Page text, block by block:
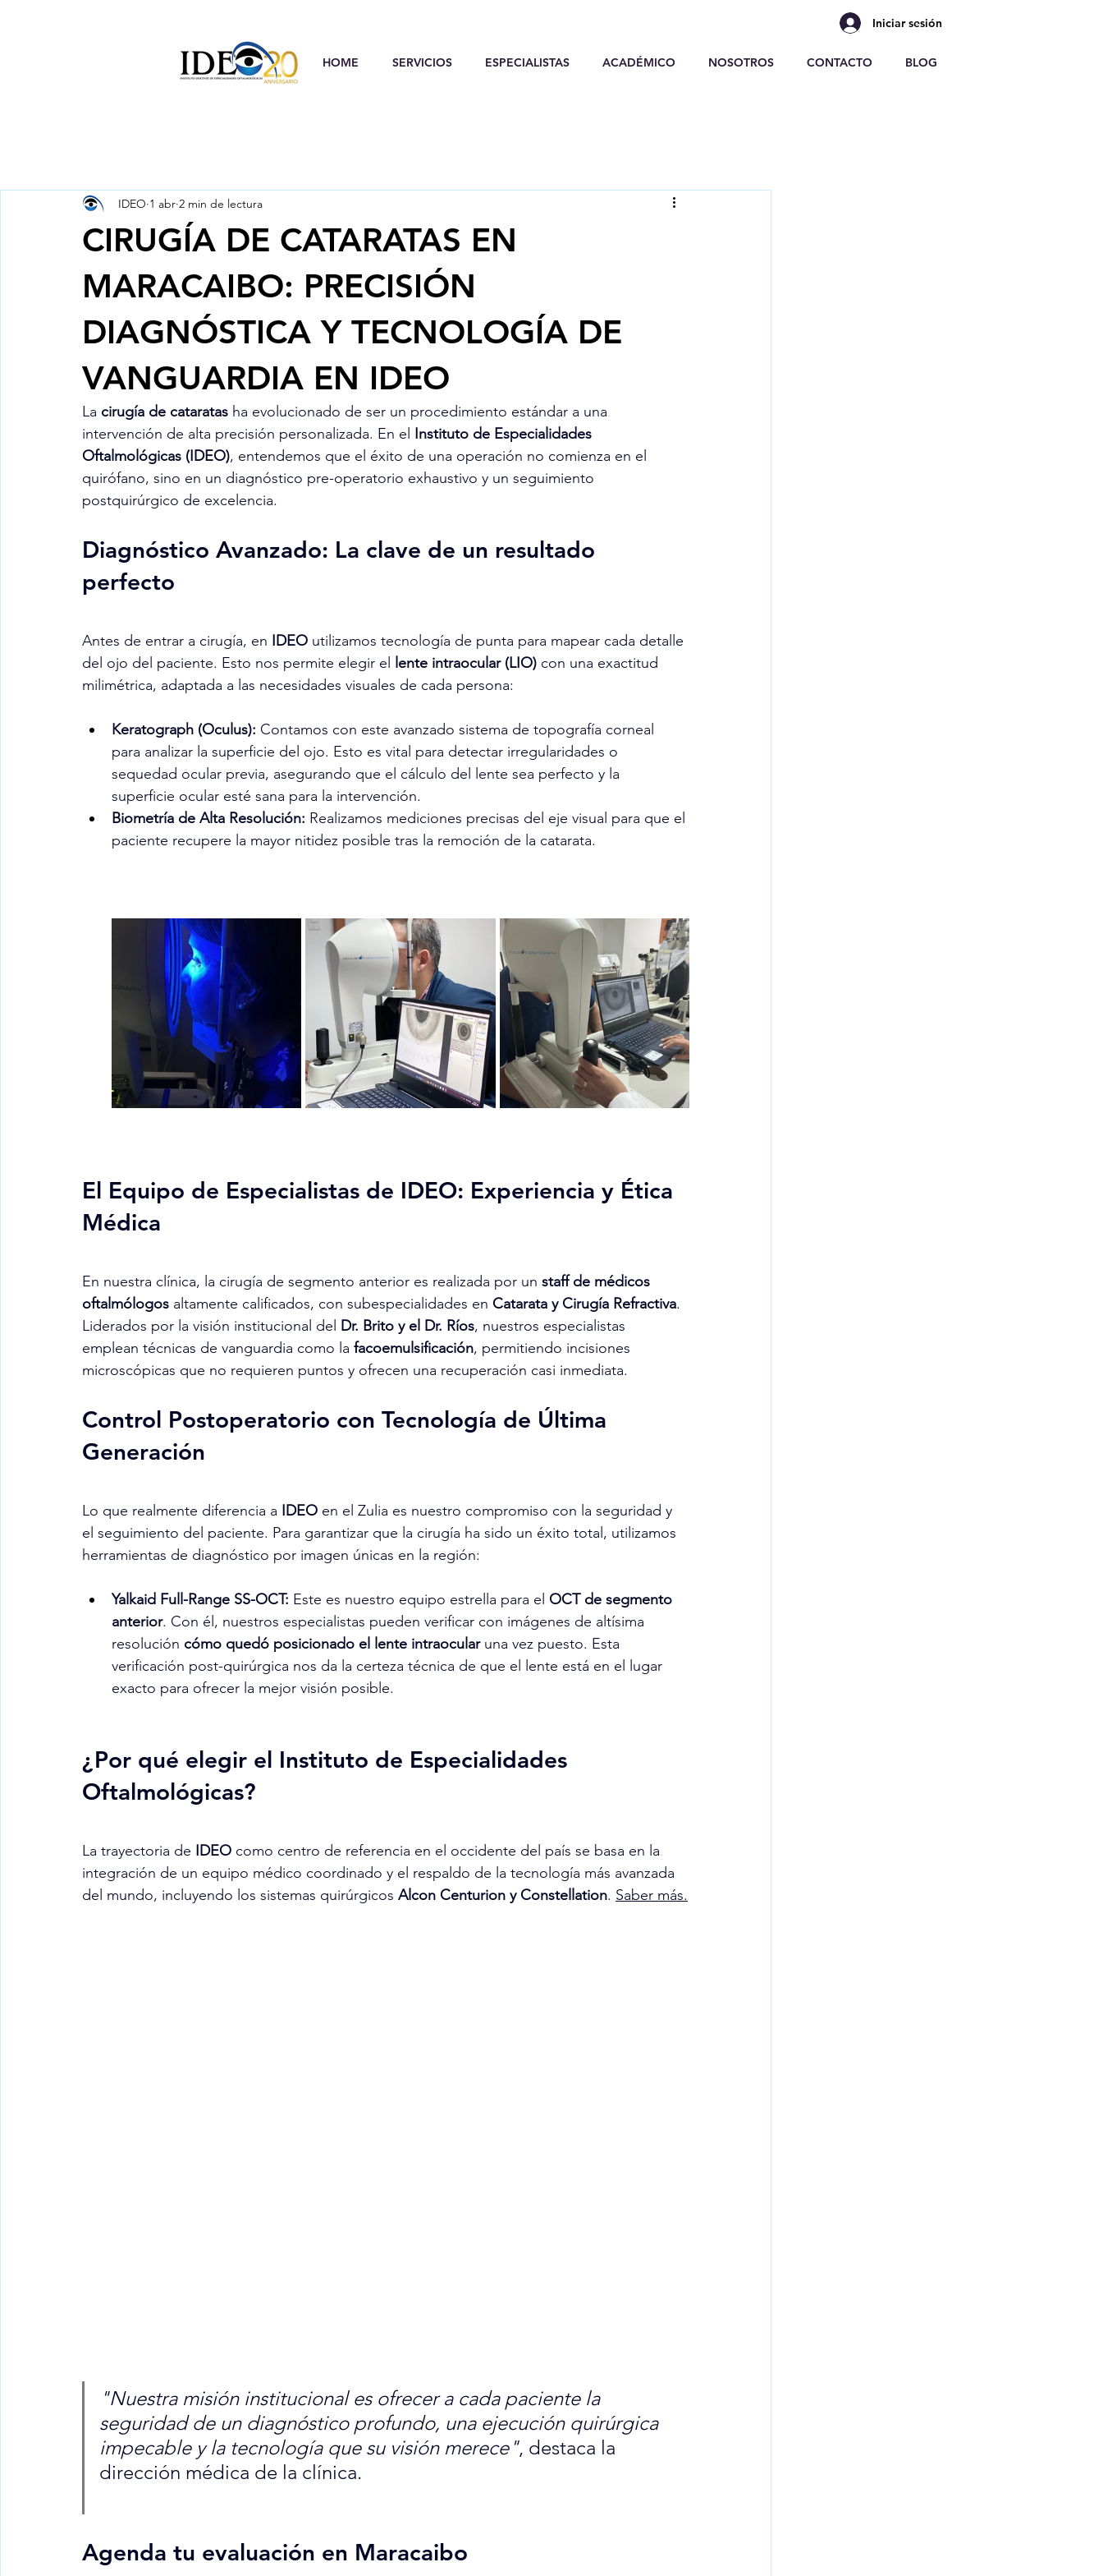
Iniciar sesión
HOME SERVICIOS ESPECIALISTAS ACADÉMICO NOSOTROS CONTACTO BLOG
CIRUGÍA DE CATARATAS EN
MARACAIBO: PRECISIÓN
DIAGNÓSTICA Y TECNOLOGÍA DE
VANGUARDIA EN IDEO
IDEO 1 abr 2 min de lectura
La cirugía de cataratas ha evolucionado de ser un procedimiento estándar a una
intervención de alta precisión personalizada. En el Instituto de Especialidades
Oftalmológicas (IDEO), entendemos que el éxito de una operación no comienza en el
quirófano, sino en un diagnóstico pre-operatorio exhaustivo y un seguimiento
postquirúrgico de excelencia.
Diagnóstico Avanzado: La clave de un resultado
perfecto
Antes de entrar a cirugía, en IDEO utilizamos tecnología de punta para mapear cada detalle
del ojo del paciente. Esto nos permite elegir el
lente intraocular (LIO) con una exactitud
milimétrica, adaptada a las necesidades visuales de cada persona:
Keratograph (Oculus): Contamos con este avanzado sistema de topografía corneal
para analizar la superficie del ojo. Esto es vital para detectar irregularidades o
sequedad ocular previa, asegurando que el cálculo del lente sea perfecto y la
superficie ocular esté sana para la intervención.
Biometría de Alta Resolución: Realizamos mediciones precisas del eje visual para que el
paciente recupere la mayor nitidez posible tras la remoción de la catarata.
El Equipo de Especialistas de IDEO: Experiencia y Ética
Médica
En nuestra clínica, la cirugía de segmento anterior es realizada por un staff de médicos
oftalmólogos altamente calificados, con subespecialidades en Catarata y Cirugía Refractiva.
Liderados por la visión institucional del Dr. Brito y el Dr. Ríos, nuestros especialistas
emplean técnicas de vanguardia como la facoemulsificación, permitiendo incisiones
microscópicas que no requieren puntos y ofrecen una recuperación casi inmediata.
Control Postoperatorio con Tecnología de Última
Generación
Lo que realmente diferencia a IDEO en el Zulia es nuestro compromiso con la seguridad y
el seguimiento del paciente. Para garantizar que la cirugía ha sido un éxito total, utilizamos
herramientas de diagnóstico por imagen únicas en la región:
Yalkaid Full-Range SS-OCT: Este es nuestro equipo estrella para el OCT de segmento
anterior. Con él, nuestros especialistas pueden verificar con imágenes de altísima
resolución cómo quedó posicionado el lente intraocular una vez puesto. Esta
verificación post-quirúrgica nos da la certeza técnica de que el lente está en el lugar
exacto para ofrecer la mejor visión posible.
¿Por qué elegir el Instituto de Especialidades
Oftalmológicas?
La trayectoria de IDEO como centro de referencia en el occidente del país se basa en la
integración de un equipo médico coordinado y el respaldo de la tecnología más avanzada
del mundo, incluyendo los sistemas quirúrgicos Alcon Centurion y Constellation. Saber más.
"Nuestra misión institucional es ofrecer a cada paciente la
seguridad de un diagnóstico profundo, una ejecución quirúrgica
impecable y la tecnología que su visión merece", destaca la
dirección médica de la clínica.
Agenda tu evaluación en Maracaibo